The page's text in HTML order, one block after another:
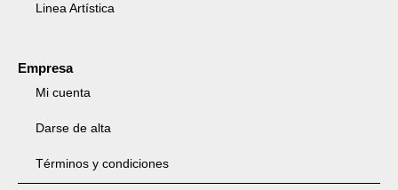
Linea Artística
Empresa
Mi cuenta
Darse de alta
Términos y condiciones